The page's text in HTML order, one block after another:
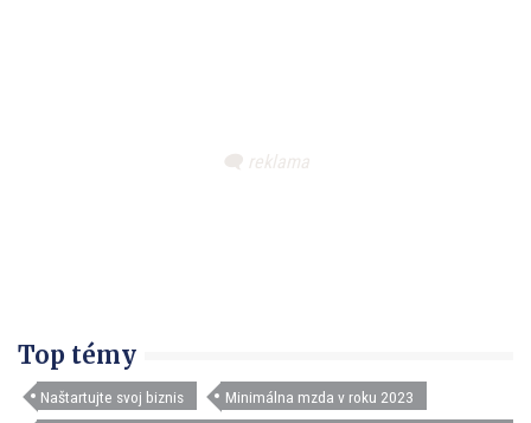
Top témy
Naštartujte svoj biznis Minimálna mzda v roku 2023